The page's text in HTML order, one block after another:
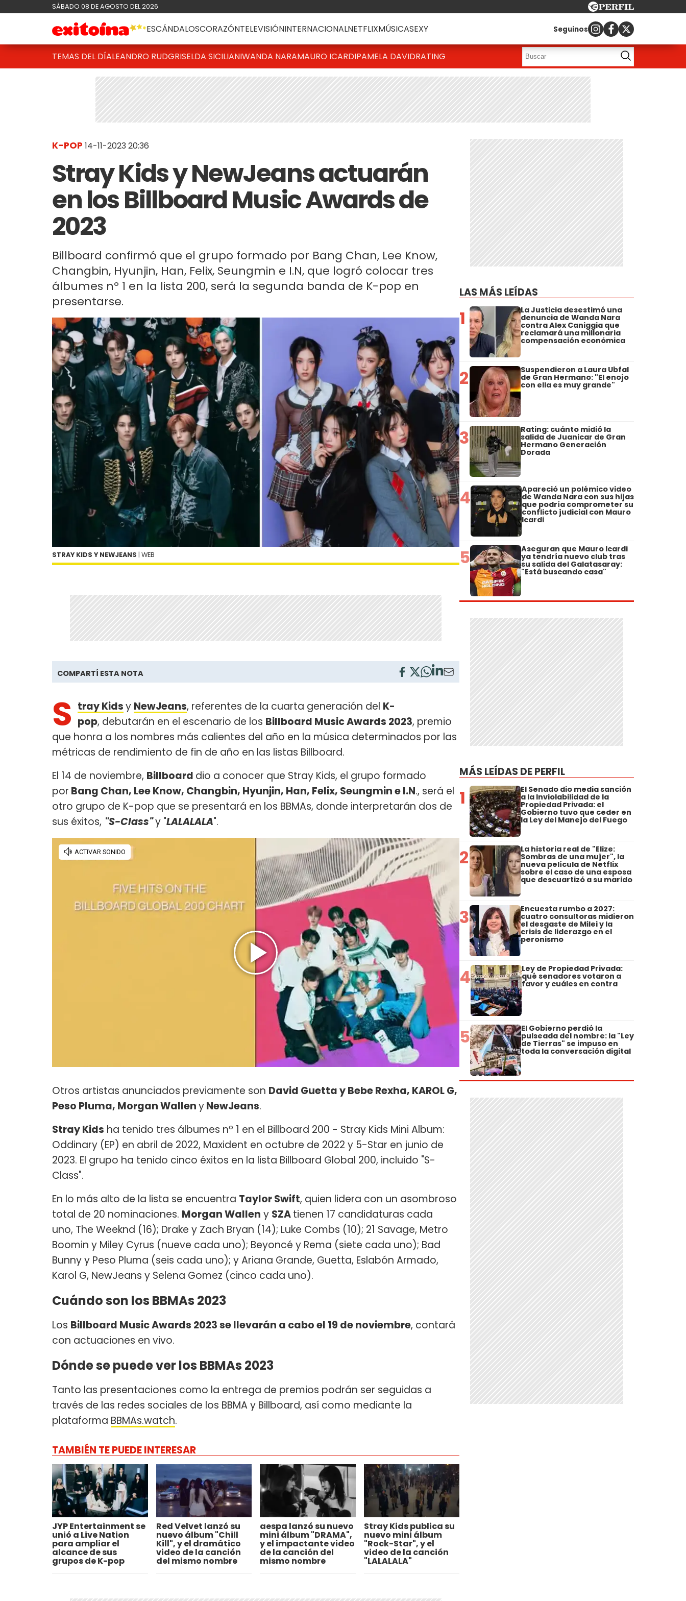
SÁBADO 08 DE AGOSTO DEL 2026
ESCÁNDALOSCORAZÓNTELEVISIÓNINTERNACIONALNETFLIXMÚSICASEXY Seguinos
TEMAS DEL DÍALEANDRO RUDGRISELDA SICILIANIWANDA NARAMAURO ICARDIPAMELA DAVIDRATING
K-POP 14-11-2023 20:36
Stray Kids y NewJeans actuarán
en los Billboard Music Awards de
2023
Billboard confirmó que el grupo formado por Bang Chan, Lee Know,
Changbin, Hyunjin, Han, Felix, Seungmin e I.N, que logró colocar tres
álbumes nº 1 en la lista 200, será la segunda banda de K-pop en
presentarse.
STRAY KIDS Y NEWJEANS | WEB
COMPARTÍ ESTA NOTA
S tray Kidsy NewJeans, referentes de la cuarta generación del K-
pop, debutarán en el escenario de los Billboard Music Awards 2023, premio
que honra a los nombres más calientes del año en la música determinados por las
métricas de rendimiento de fin de año en las listas Billboard.
El 14 de noviembre, Billboard dio a conocer que Stray Kids, el grupo formado
por Bang Chan, Lee Know, Changbin, Hyunjin, Han, Felix, Seungmin e I.N., será el
otro grupo de K-pop que se presentará en los BBMAs, donde interpretarán dos de
sus éxitos, "S-Class"y "LALALALA".
Otros artistas anunciados previamente son David Guetta y Bebe Rexha, KAROL G,
Peso Pluma, Morgan WallenyNewJeans.
Stray Kids ha tenido tres álbumes nº 1 en el Billboard 200 - Stray Kids Mini Album:
Oddinary (EP) en abril de 2022, Maxident en octubre de 2022 y 5-Star en junio de
2023. El grupo ha tenido cinco éxitos en la lista Billboard Global 200, incluido "S-
Class".
En lo más alto de la lista se encuentra Taylor Swift, quien lidera con un asombroso
total de 20 nominaciones. Morgan Wallen y SZAtienen 17 candidaturas cada
uno, The Weeknd (16); Drake y Zach Bryan (14); Luke Combs (10); 21 Savage, Metro
Boomin y Miley Cyrus (nueve cada uno); Beyoncé y Rema (siete cada uno); Bad
Bunny y Peso Pluma (seis cada uno); y Ariana Grande, Guetta, Eslabón Armado,
Karol G, NewJeans y Selena Gomez (cinco cada uno).
Cuándo son los BBMAs 2023
Los Billboard Music Awards 2023 se llevarán a cabo el 19 de noviembre, contará
con actuaciones en vivo.
Dónde se puede ver los BBMAs 2023
Tanto las presentaciones como la entrega de premios podrán ser seguidas a
través de las redes sociales de los BBMA y Billboard, así como mediante la
plataforma BBMAs.watch.
TAMBIÉN TE PUEDE INTERESAR
JYP Entertainment se
unió a Live Nation
para ampliar el
alcance de sus
grupos de K-pop
Red Velvet lanzó su
nuevo álbum "Chill
Kill", y el dramático
video de la canción
del mismo nombre
aespa lanzó su nuevo
mini álbum "DRAMA",
y el impactante video
de la canción del
mismo nombre
Stray Kids publica su
nuevo mini álbum
"Rock-Star", y el
video de la canción
"LALALALA"
LAS MÁS LEÍDAS
1 La Justicia desestimó una
denuncia de Wanda Nara
contra Alex Caniggia que
reclamará una millonaria
compensación económica
2 Suspendieron a Laura Ubfal
de Gran Hermano: "El enojo
con ella es muy grande"
3 Rating: cuánto midió la
salida de Juanicar de Gran
Hermano Generación
Dorada
4 Apareció un polémico video
de Wanda Nara con sus hijas
que podría comprometer su
conflicto judicial con Mauro
Icardi
5 Aseguran que Mauro Icardi
ya tendría nuevo club tras
su salida del Galatasaray:
"Está buscando casa"
MÁS LEÍDAS DE PERFIL
1 El Senado dio media sanción
a la Inviolabilidad de la
Propiedad Privada: el
Gobierno tuvo que ceder en
la Ley del Manejo del Fuego
2 La historia real de "Elize:
Sombras de una mujer", la
nueva película de Netflix
sobre el caso de una esposa
que descuartizó a su marido
3 Encuesta rumbo a 2027:
cuatro consultoras midieron
el desgaste de Milei y la
crisis de liderazgo en el
peronismo
4 Ley de Propiedad Privada:
qué senadores votaron a
favor y cuáles en contra
5 El Gobierno perdió la
pulseada del nombre: la "Ley
de Tierras" se impuso en
toda la conversación digital